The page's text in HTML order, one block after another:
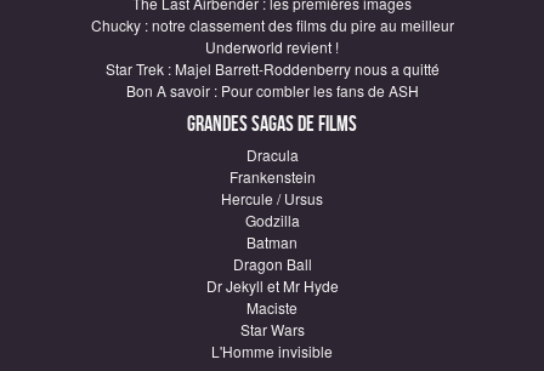
Chucky : notre classement des films du pire au meilleur
Underworld revient !
Star Trek : Majel Barrett-Roddenberry nous a quitté
Bon A savoir : Pour combler les fans de ASH
Grandes sagas de Films
Dracula
Frankenstein
Hercule / Ursus
Godzilla
Batman
Dragon Ball
Dr Jekyll et Mr Hyde
Maciste
Star Wars
L'Homme invisible